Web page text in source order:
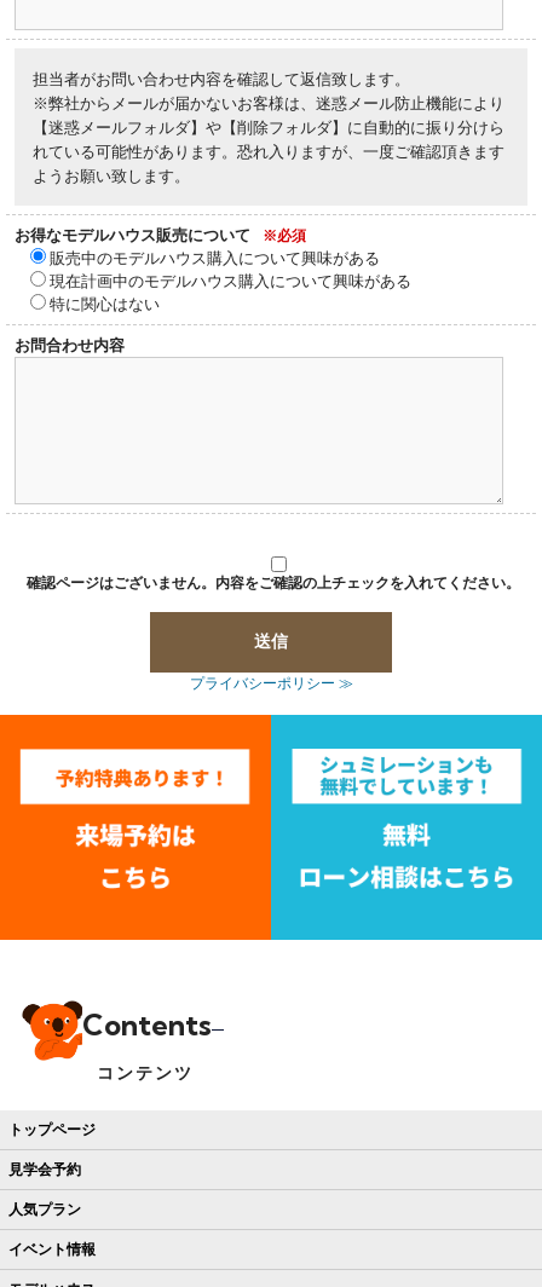
担当者がお問い合わせ内容を確認して返信致します。
※弊社からメールが届かないお客様は、迷惑メール防止機能により
【迷惑メールフォルダ】や【削除フォルダ】に自動的に振り分けら
れている可能性があります。恐れ入りますが、一度ご確認頂きます
ようお願い致します。
お得なモデルハウス販売について ※必須
販売中のモデルハウス購入について興味がある
現在計画中のモデルハウス購入について興味がある
特に関心はない
お問合わせ内容
確認ページはございません。内容をご確認の上チェックを入れてください。
プライバシーポリシー ≫
Contents
コンテンツ
トップページ
見学会予約
人気プラン
イベント情報